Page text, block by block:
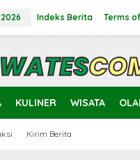
Indeks Berita Terms
KULINER WISATA
Kirim Berita